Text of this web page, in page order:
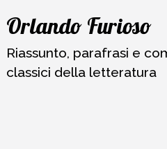
Vai
contenuto
Orlando Furioso
Riassunto, parafrasi e
classici della letteratura